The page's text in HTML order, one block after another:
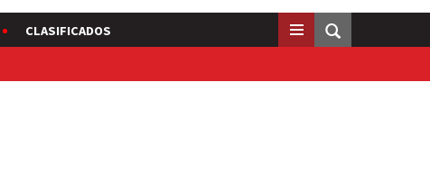
CLASIFICADOS